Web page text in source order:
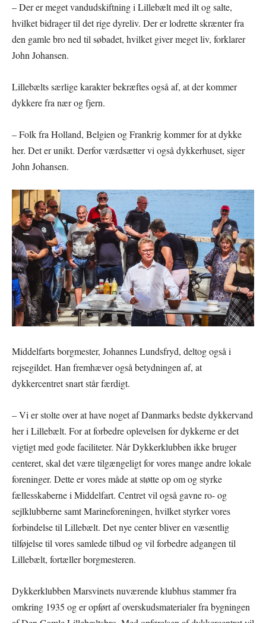
– Der er meget vandudskiftning i Lillebælt med ilt og salte,
hvilket bidrager til det rige dyreliv. Der er lodrette skrænter fra
den gamle bro ned til søbadet, hvilket giver meget liv, forklarer
John Johansen.
Lillebælts særlige karakter bekræftes også af, at der kommer
dykkere fra nær og fjern.
– Folk fra Holland, Belgien og Frankrig kommer for at dykke
her. Det er unikt. Derfor værdsætter vi også dykkerhuset, siger
John Johansen.
Middelfarts borgmester, Johannes Lundsfryd, deltog også i
rejsegildet. Han fremhæver også betydningen af, at
dykkercentret snart står færdigt.
– Vi er stolte over at have noget af Danmarks bedste dykkervand
her i Lillebælt. For at forbedre oplevelsen for dykkerne er det
vigtigt med gode faciliteter. Når Dykkerklubben ikke bruger
centeret, skal det være tilgængeligt for vores mange andre lokale
foreninger. Dette er vores måde at støtte op om og styrke
fællesskaberne i Middelfart. Centret vil også gavne ro- og
sejlklubberne samt Marineforeningen, hvilket styrker vores
forbindelse til Lillebælt. Det nye center bliver en væsentlig
tilføjelse til vores samlede tilbud og vil forbedre adgangen til
Lillebælt, fortæller borgmesteren.
Dykkerklubben Marsvinets nuværende klubhus stammer fra
omkring 1935 og er opført af overskudsmaterialer fra bygningen